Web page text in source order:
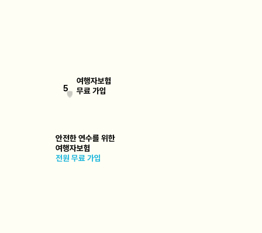
5
🛡️
여행자보험
​무료 가입
안전한 연수를 위한
​여행자보험
전원 무료 가입